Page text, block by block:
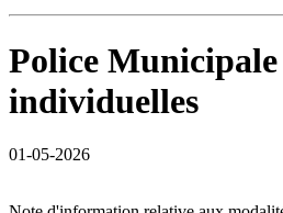
Police
individuelles
01-05-2026